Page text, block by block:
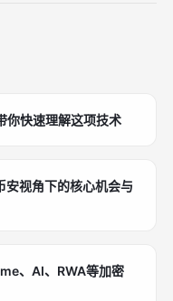
你快速理解这项技术
安视角下的核心机会与
、AI、RWA等加密